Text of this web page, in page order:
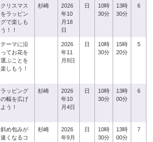
クリスマス
をラッピン
グで楽しも
う！！
杉崎
2026
年10
月18
日
日
10時
30分
13時
30分
6
テーマに沿
ってお花を
選ぶことを
楽しもう！
2026
年11
月8日
日
10時
30分
15時
20分
5
ラッピング
の幅を広げ
よう！
杉崎
2026
年10
月4日
日
10時
30分
13時
00分
6
斜め包みが
速くなるコ
杉崎
2026
年9月
日
10時
30分
13時
00分
7